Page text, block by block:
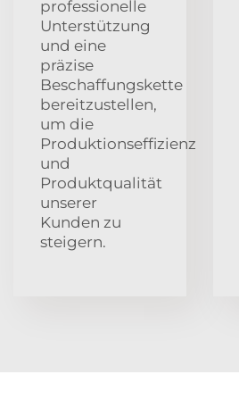
professionelle
Unterstützung
und eine
präzise
Beschaffungskette
bereitzustellen,
um die
Produktionseffizienz
und
Produktqualität
unserer
Kunden zu
steigern.